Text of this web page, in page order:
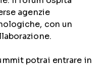
agenzie
con un
potrai entrare in